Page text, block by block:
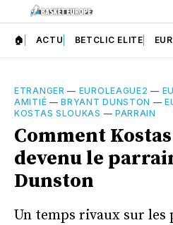
🏠 ACTU BETCLIC ELITE
ETRANGER — EUROLEAGUE2 —
AMITIÉ —BRYANT DUNSTON —
KOSTAS SLOUKAS — PARRAIN
Comment
devenu le
Dunston
Un temps rivaux sur les